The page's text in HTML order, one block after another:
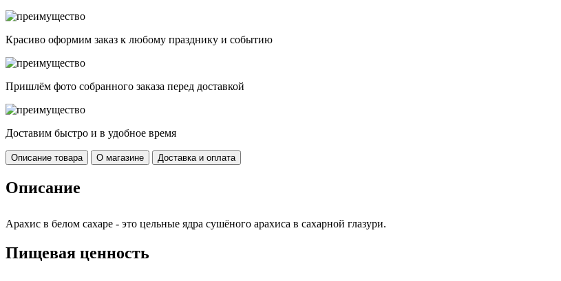
Красиво оформим заказ к любому празднику и событию
Пришлём фото собранного заказа перед доставкой
Доставим быстро и в удобное время
Описание товара О магазине Доставка и оплата
Описание
Арахис в белом сахаре - это цельные ядра сушёного арахиса в сахарной глазури.
Пищевая ценность